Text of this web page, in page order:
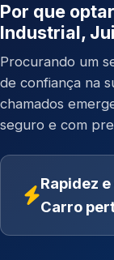
Por que
Industrial,
Procurando um
de confiança na
chamados
seguro e com
Rapidez
Carro